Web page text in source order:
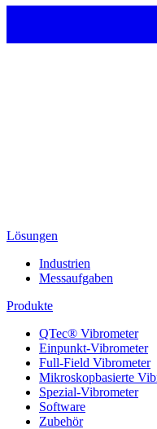
Lösungen
Industrien
Messaufgaben
Produkte
QTec® Vibrometer
Einpunkt-Vibrometer
Full-Field Vibrometer
Mikroskopbasierte
Spezial-Vibrometer
Software
Zubehör